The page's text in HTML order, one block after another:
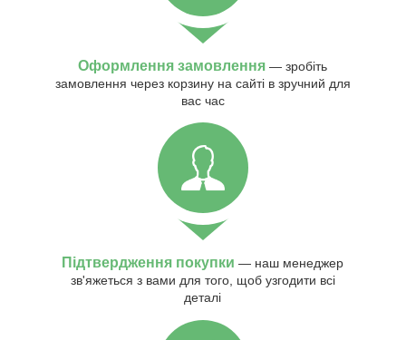
Оформлення замовлення — зробіть
замовлення через корзину на сайті в зручний для
вас час
Підтвердження покупки — наш менеджер
зв'яжеться з вами для того, щоб узгодити всі
деталі